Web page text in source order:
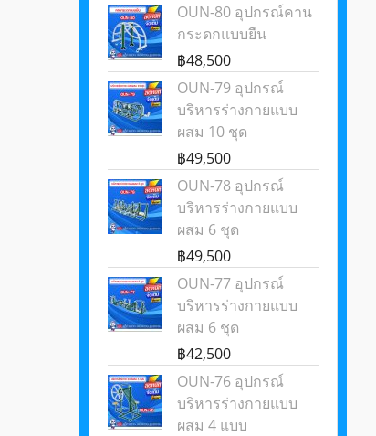
OUN-80 อุปกรณ์คาน
กระดกแบบยืน
฿48,500
OUN-79 อุปกรณ์
บริหารร่างกายแบบ
ผสม 10 ชุด
฿49,500
OUN-78 อุปกรณ์
บริหารร่างกายแบบ
ผสม 6 ชุด
฿49,500
OUN-77 อุปกรณ์
บริหารร่างกายแบบ
ผสม 6 ชุด
฿42,500
OUN-76 อุปกรณ์
บริหารร่างกายแบบ
ผสม 4 แบบ